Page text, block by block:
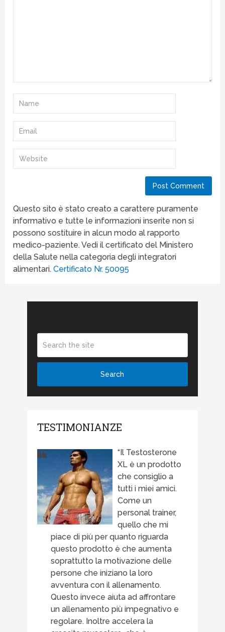
Questo sito è stato creato a carattere puramente
informativo e tutte le informazioni inserite non si
possono sostituire in alcun modo al rapporto
medico-paziente. Vedi il certificato del Ministero
della Salute nella categoria degli integratori
alimentari.Certificato Nr. 50095
TESTIMONIANZE
Il Testosterone
XL è un prodotto
che consiglio a
tutti i miei amici.
Come un
personal trainer,
quello che mi
piace di più per quanto riguarda
questo prodotto è che aumenta
soprattutto la motivazione delle
persone che iniziano la loro
avventura con il allenamento.
Questo invece aiuta ad affrontare
un allenamento più impegnativo e
regolare. Inoltre accelera la